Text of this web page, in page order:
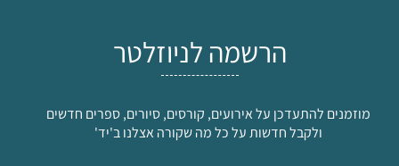
הרשמה לניוזלטר
מוזמנים להתעדכן על אירועים, קורסים, סיורים, ספרים חדשים
ולקבל חדשות על כל מה שקורה אצלנו ב'יד'